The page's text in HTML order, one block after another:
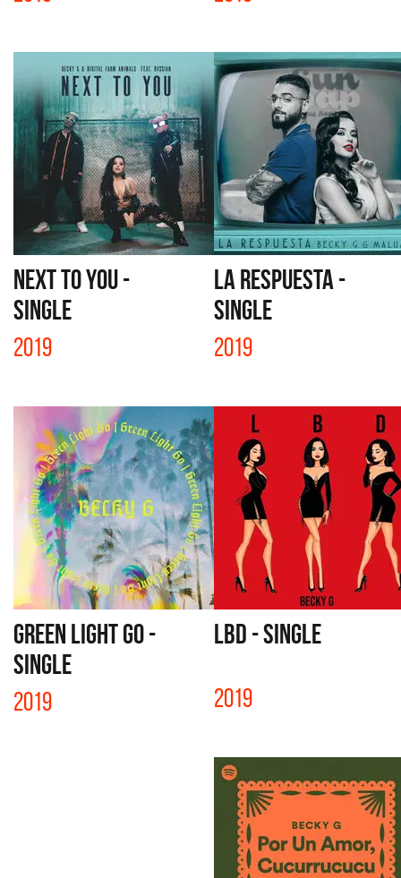
NEXT TO YOU -
SINGLE
2019
LA RESPUESTA -
SINGLE
2019
GREEN LIGHT GO -
SINGLE
2019
LBD - SINGLE
2019